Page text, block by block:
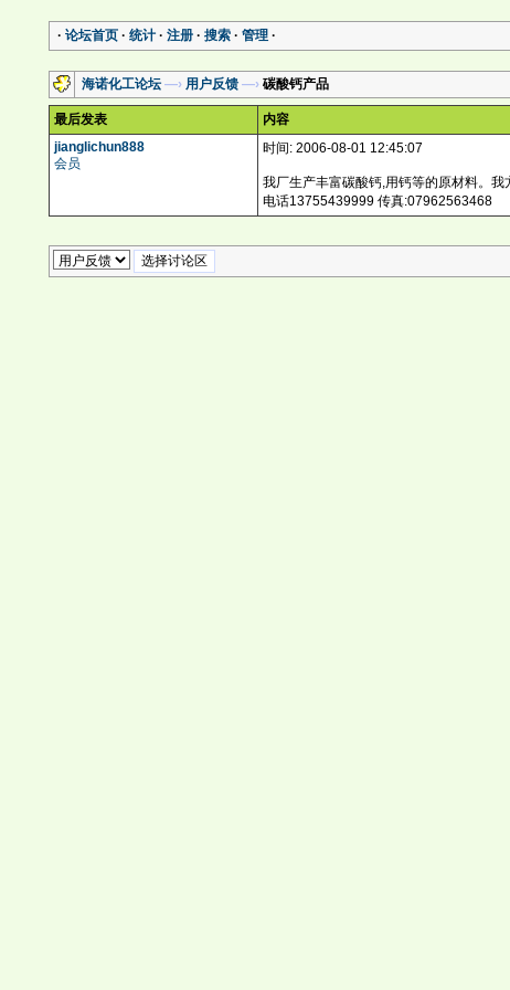
· 论坛首页· 统计· 注册· 搜索· 管理·
海诺化工论坛 —› 用户反馈 —›碳酸钙产品
最后发表
内容
jianglichun888
会员
时间: 2006-08-01 12:45:07
我厂生产丰富碳酸钙,用钙等的原材料。
电话13755439999 传真:07962563468